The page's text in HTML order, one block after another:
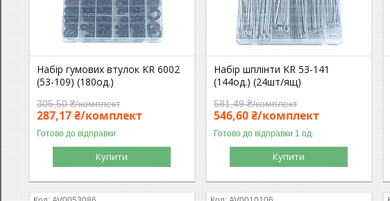
Набір гумових втулок KR 6002
(53-109) (180од.)
305,50 ₴/комплект
287,17 ₴/комплект
Готово до відправки
Купити
Набір шплінти KR 53-141
(144од.) (24шт/ящ)
581,49 ₴/комплект
546,60 ₴/комплект
Готово до відправки 1 од.
Купити